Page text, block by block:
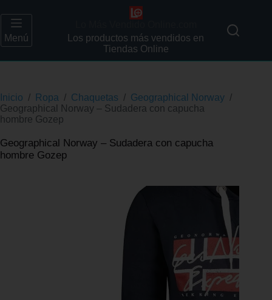
Menú
Los productos más vendidos en
Tiendas Online
Inicio / Ropa / Chaquetas / Geographical Norway /
Geographical Norway – Sudadera con capucha
hombre Gozep
Geographical Norway – Sudadera con capucha
hombre Gozep